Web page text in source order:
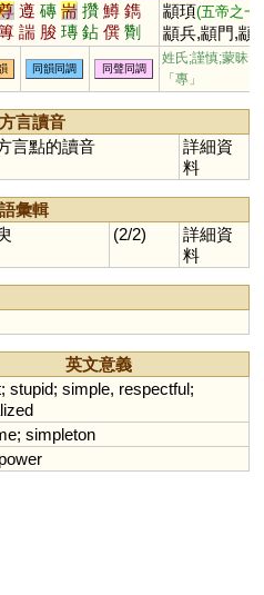
遵 磚 耑 攢 鱒 鐫
諯 脧 瑼 鉆 僎 劗
鄟 嫥 塼 膞
顓頊(五帝之一)
顓兵,顓門,顓
蒙,顓醇,顓民,
顓制,顓權,顓
政,顓權自恣
同韻同調 同聲同調
姓氏;謹慎;蒙昧;
「專」
言讀音
言點的讀音
詳細資
料
彙輯
(2/2)
詳細資
料
英文意義
; stupid; simple, respectful;
; simpleton
power